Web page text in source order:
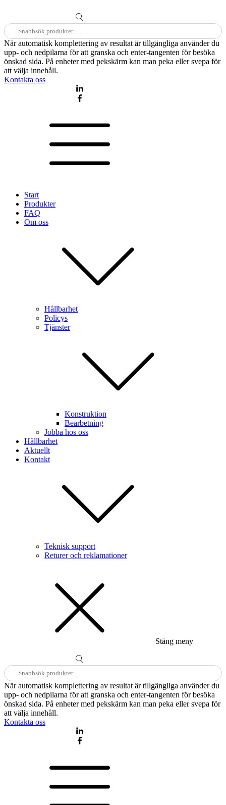
Sök
efter:
När automatisk komplettering av resultat är tillgängliga använder du
upp- och nedpilarna för att granska och enter-tangenten för besöka
önskad sida. På enheter med pekskärm kan man peka eller svepa för
att välja innehåll.
Kontakta oss
Start
Produkter
FAQ
Om oss
Hållbarhet
Policys
Tjänster
Konstruktion
Bearbetning
Jobba hos oss
Hållbarhet
Aktuellt
Kontakt
Teknisk support
Returer och reklamationer
Stäng meny
Sök
efter:
När automatisk komplettering av resultat är tillgängliga använder du
upp- och nedpilarna för att granska och enter-tangenten för besöka
önskad sida. På enheter med pekskärm kan man peka eller svepa för
att välja innehåll.
Kontakta oss